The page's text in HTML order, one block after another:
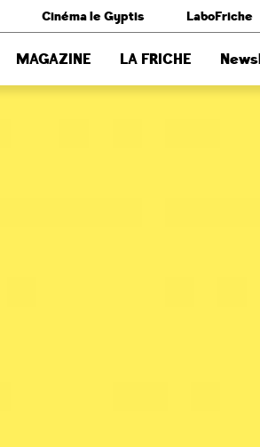
Cinéma le Gyptis LaboFriche
MAGAZINE LA FRICHE